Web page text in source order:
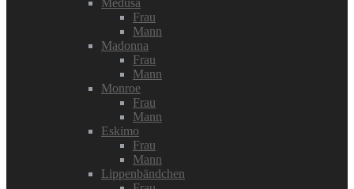
Medusa
Frau
Mann
Madonna
Frau
Mann
Monroe
Frau
Mann
Eskimo
Frau
Mann
Lippenbändchen